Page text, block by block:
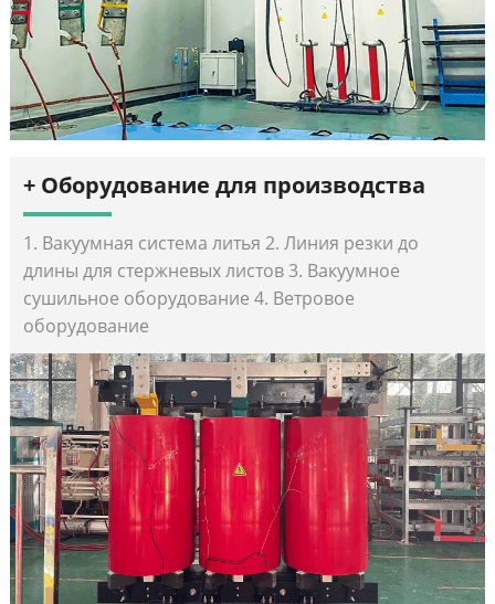
+ Оборудование для производства
1. Вакуумная система литья 2. Линия резки до
длины для стержневых листов 3. Вакуумное
сушильное оборудование 4. Ветровое
оборудование